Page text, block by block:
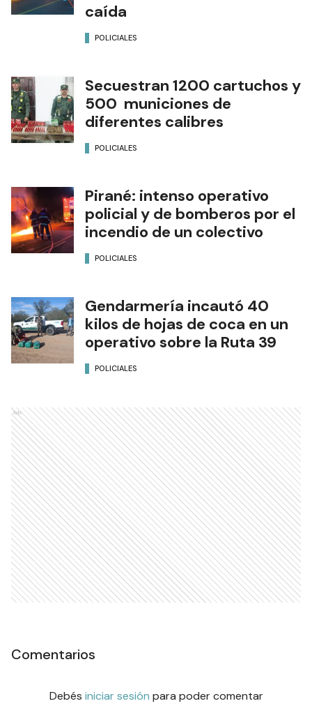
caída
POLICIALES
Secuestran 1200 cartuchos y
500 municiones de
diferentes calibres
POLICIALES
Pirané: intenso operativo
policial y de bomberos por el
incendio de un colectivo
POLICIALES
Gendarmería incautó 40
kilos de hojas de coca en un
operativo sobre la Ruta 39
POLICIALES
Ads
Comentarios
Debés iniciar sesión para poder comentar